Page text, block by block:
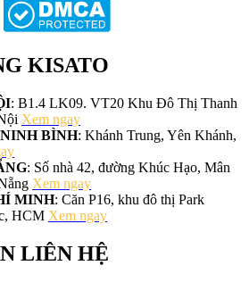
KISATO
: B1.4 LK09. VT20 Khu Đô Thị Thanh
Xem ngay
NINH BÌNH: Khánh Trung, Yên Khánh,
: Số nhà 42, đường Khúc Hạo, Mân
Xem ngay
MINH: Căn P16, khu đô thị Park
HCM Xem ngay
LIÊN HỆ